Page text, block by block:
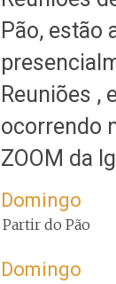
Pão, estão
Reuniões ,
ocorrendo
ZOOM da
Domingo
Partir do Pão
Domingo